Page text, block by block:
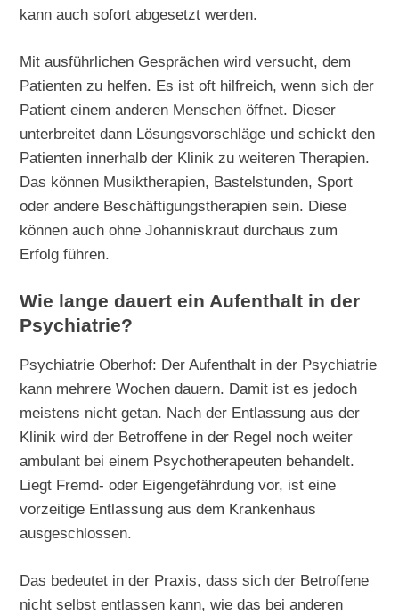
kann auch sofort abgesetzt werden.
Mit ausführlichen Gesprächen wird versucht, dem
Patienten zu helfen. Es ist oft hilfreich, wenn sich der
Patient einem anderen Menschen öffnet. Dieser
unterbreitet dann Lösungsvorschläge und schickt den
Patienten innerhalb der Klinik zu weiteren Therapien.
Das können Musiktherapien, Bastelstunden, Sport
oder andere Beschäftigungstherapien sein. Diese
können auch ohne Johanniskraut durchaus zum
Erfolg führen.
Wie lange dauert ein Aufenthalt in der
Psychiatrie?
Psychiatrie Oberhof: Der Aufenthalt in der Psychiatrie
kann mehrere Wochen dauern. Damit ist es jedoch
meistens nicht getan. Nach der Entlassung aus der
Klinik wird der Betroffene in der Regel noch weiter
ambulant bei einem Psychotherapeuten behandelt.
Liegt Fremd- oder Eigengefährdung vor, ist eine
vorzeitige Entlassung aus dem Krankenhaus
ausgeschlossen.
Das bedeutet in der Praxis, dass sich der Betroffene
nicht selbst entlassen kann, wie das bei anderen